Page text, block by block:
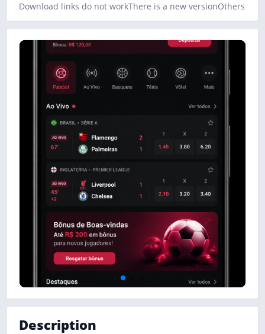
Download links do not workThere is a new versionOthers
Description